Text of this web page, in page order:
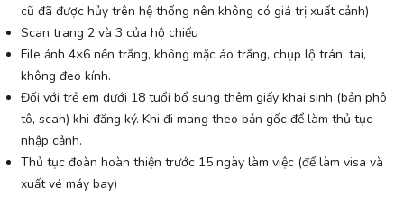
cũ đã được hủy trên hệ thống nên không có giá trị xuất cảnh)
Scan trang 2 và 3 của hộ chiếu
File ảnh 4×6 nền trắng, không mặc áo trắng, chụp lộ trán, tai,
không đeo kính.
Đối với trẻ em dưới 18 tuổi bổ sung thêm giấy khai sinh (bản phô
tô, scan) khi đăng ký. Khi đi mang theo bản gốc để làm thủ tục
nhập cảnh.
Thủ tục đoàn hoàn thiện trước 15 ngày làm việc (để làm visa và
xuất vé máy bay)